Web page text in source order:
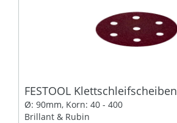
FESTOOL Klettschleifscheiben
Ø: 90mm, Korn: 40 - 400
Brillant & Rubin